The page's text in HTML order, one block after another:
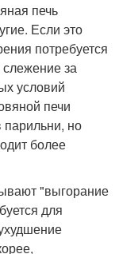
печь
Если это
потребуется
за
условий
печи
парильни, но
более
"выгорание
для